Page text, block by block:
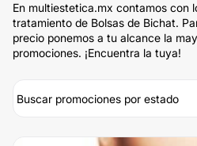
En multiestetica.mx contamos con
tratamiento de Bolsas de Bichat.
precio ponemos a tu alcance la
promociones. ¡Encuentra la tuya!